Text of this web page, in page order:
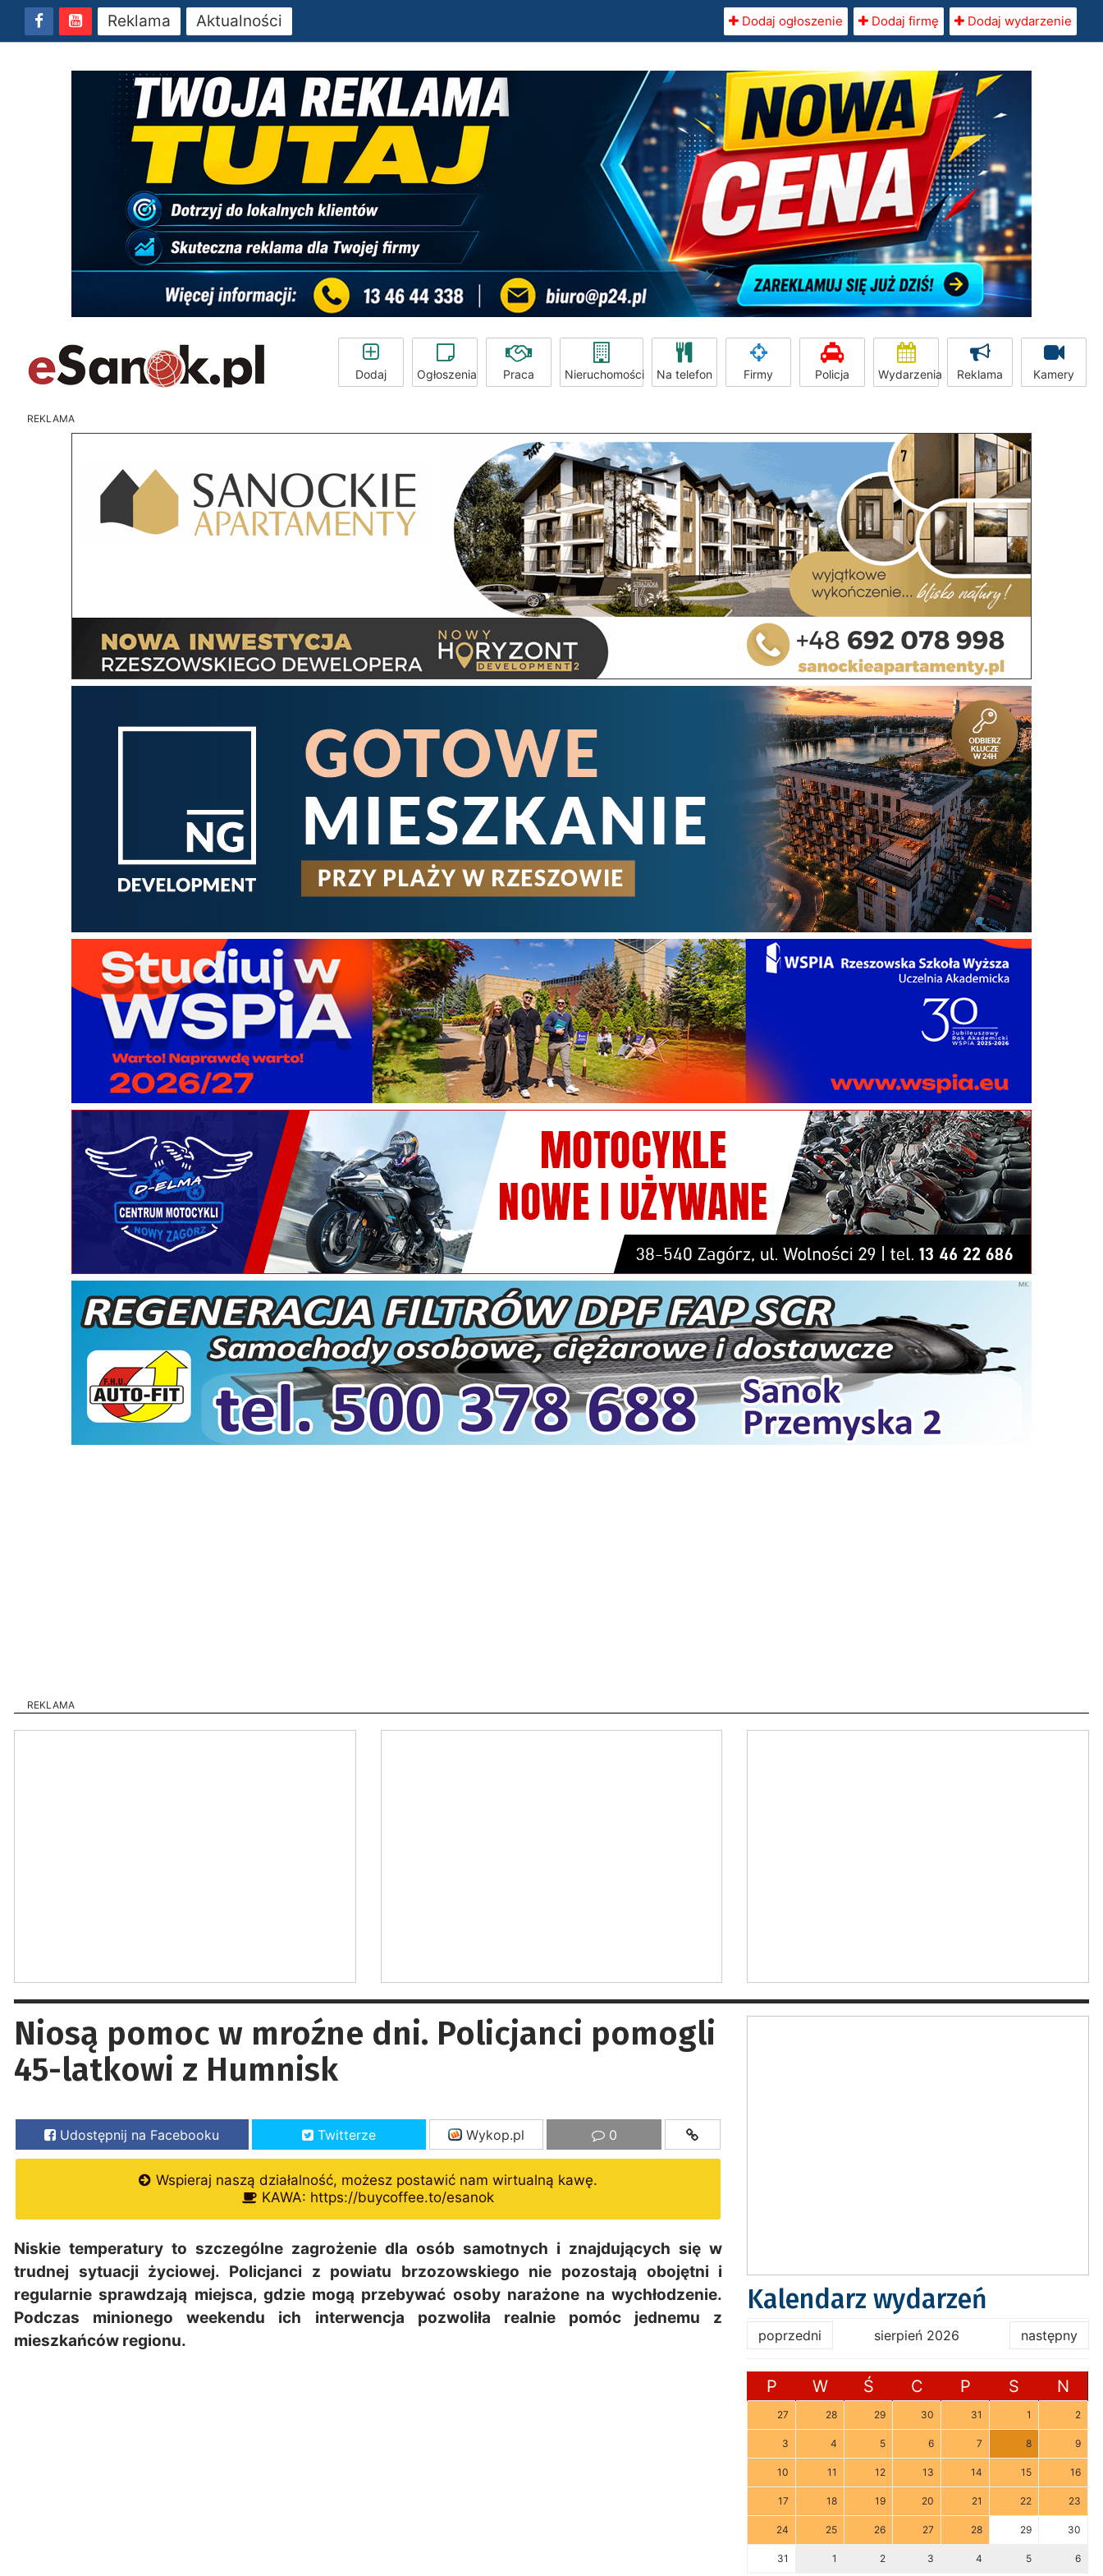
Reklama Aktualności Dodaj ogłoszenie Dodaj firmę Dodaj wydarzenie
Dodaj Ogłoszenia Praca Nieruchomości Na telefon Firmy Policja Wydarzenia Reklama Kamery
REKLAMA
REKLAMA
Niosą pomoc w mroźne dni. Policjanci pomogli
45-latkowi z Humnisk
Udostępnij na Facebooku Twitterze Wykop.pl 0
Wspieraj naszą działalność, możesz postawić nam wirtualną kawę.
KAWA: https://buycoffee.to/esanok
Niskie temperatury to szczególne zagrożenie dla osób samotnych i znajdujących się w
trudnej sytuacji życiowej. Policjanci z powiatu brzozowskiego nie pozostają obojętni i
regularnie sprawdzają miejsca, gdzie mogą przebywać osoby narażone na wychłodzenie.
Podczas minionego weekendu ich interwencja pozwoliła realnie pomóc jednemu z
mieszkańców regionu.
Kalendarz wydarzeń
poprzedni sierpień 2026 następny
P W Ś C P S N
27 28 29 30 31 1 2
3 4 5 6 7 8 9
10 11 12 13 14 15 16
17 18 19 20 21 22 23
24 25 26 27 28 29 30
31 1 2 3 4 5 6